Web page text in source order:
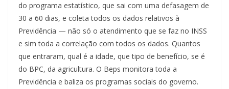
do programa estatístico, que sai com uma defasagem de
30 a 60 dias, e coleta todos os dados relativos à
Previdência — não só o atendimento que se faz no INSS
e sim toda a correlação com todos os dados. Quantos
que entraram, qual é a idade, que tipo de benefício, se é
do BPC, da agricultura. O Beps monitora toda a
Previdência e baliza os programas sociais do governo.